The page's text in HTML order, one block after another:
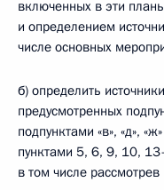
включенных в эти
и определением
числе основных
б) определить
предусмотренных
подпунктами «в», «д»,
пунктами 5, 6, 9, 10,
в том числе